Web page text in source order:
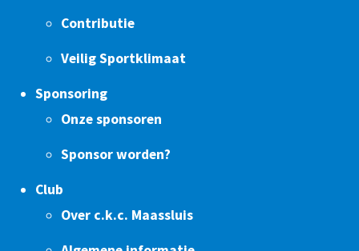
Contributie
Veilig Sportklimaat
Sponsoring
Onze sponsoren
Sponsor worden?
Club
Over c.k.c. Maassluis